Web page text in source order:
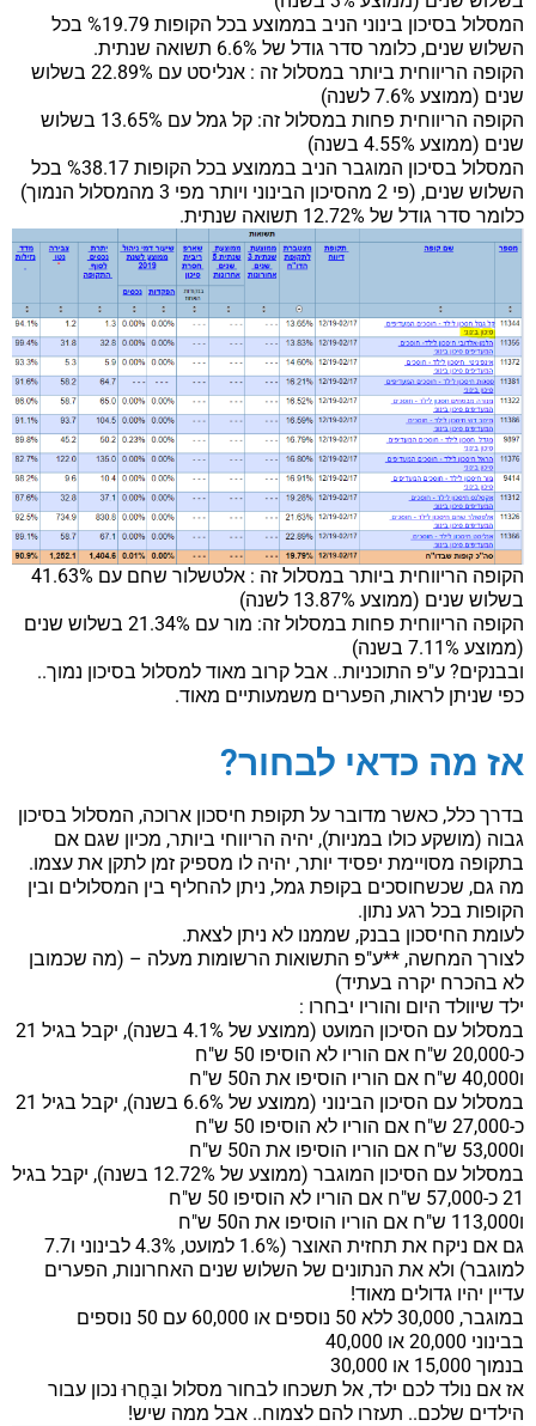
המסלול בסיכון בינוני הניב בממוצע בכל הקופות %19.79 בכל
השלוש שנים, כלומר סדר גודל של 6.6% תשואה שנתית.
הקופה הריווחית ביותר במסלול זה : אנליסט עם 22.89% בשלוש
שנים (ממוצע 7.6% לשנה)
הקופה הריווחית פחות במסלול זה: קל גמל עם 13.65% בשלוש
שנים (ממוצע 4.55% בשנה)
המסלול בסיכון המוגבר הניב בממוצע בכל הקופות %38.17 בכל
השלוש שנים, (פי 2 מהסיכון הבינוני ויותר מפי 3 מהמסלול הנמוך)
כלומר סדר גודל של 12.72% תשואה שנתית.
הקופה הריווחית ביותר במסלול זה : אלטשלור שחם עם 41.63%
בשלוש שנים (ממוצע 13.87% לשנה)
הקופה הריווחית פחות במסלול זה: מור עם 21.34% בשלוש שנים
(ממוצע 7.11% בשנה)
ובבנקים? ע"פ התוכניות.. אבל קרוב מאוד למסלול בסיכון נמוך..
כפי שניתן לראות, הפערים משמעותיים מאוד.
אז מה כדאי לבחור?
בדרך כלל, כאשר מדובר על תקופת חיסכון ארוכה, המסלול בסיכון
גבוה (מושקע כולו במניות), יהיה הריווחי ביותר, מכיון שגם אם
בתקופה מסויימת יפסיד יותר, יהיה לו מספיק זמן לתקן את עצמו.
מה גם, שכשחוסכים בקופת גמל, ניתן להחליף בין המסלולים ובין
הקופות בכל רגע נתון.
לעומת החיסכון בבנק, שממנו לא ניתן לצאת.
לצורך המחשה, **ע"פ התשואות הרשומות מעלה – (מה שכמובן
לא בהכרח יקרה בעתיד)
ילד שיוולד היום והוריו יבחרו :
במסלול עם הסיכון המועט (ממוצע של 4.1% בשנה), יקבל בגיל 21
כ-20,000 ש"ח אם הוריו לא הוסיפו 50 ש"ח
ו40,000 ש"ח אם הוריו הוסיפו את ה50 ש"ח
במסלול עם הסיכון הבינוני (ממוצע של 6.6% בשנה), יקבל בגיל 21
כ-27,000 ש"ח אם הוריו לא הוסיפו 50 ש"ח
ו53,000 ש"ח אם הוריו הוסיפו את ה50 ש"ח
במסלול עם הסיכון המוגבר (ממוצע של 12.72% בשנה), יקבל בגיל
21 כ-57,000 ש"ח אם הוריו לא הוסיפו 50 ש"ח
ו113,000 ש"ח אם הוריו הוסיפו את ה50 ש"ח
גם אם ניקח את תחזית האוצר (1.6% למועט, 4.3% לבינוני ו7.7
למוגבר) ולא את הנתונים של השלוש שנים האחרונות, הפערים
עדיין יהיו גדולים מאוד!
במוגבר, 30,000 ללא 50 נוספים או 60,000 עם 50 נוספים
בבינוני 20,000 או 40,000
בנמוך 15,000 או 30,000
אז אם נולד לכם ילד, אל תשכחו לבחור מסלול ובַּחֲרוּ נכון עבור
הילדים שלכם.. תעזרו להם לצמוח.. אבל ממה שיש!